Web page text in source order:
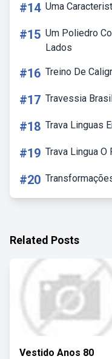
#14 Uma
#15 Um Poliedro
Lados
#16 Treino De
#17 Travessia
#18 Trava Linguas
#19 Trava Lingua O
#20
Related Posts
Vestido Anos 80